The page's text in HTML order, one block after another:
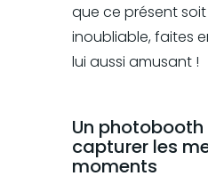
que ce présent
inoubliable, faites
lui aussi amusant !
Un
capturer les
moments